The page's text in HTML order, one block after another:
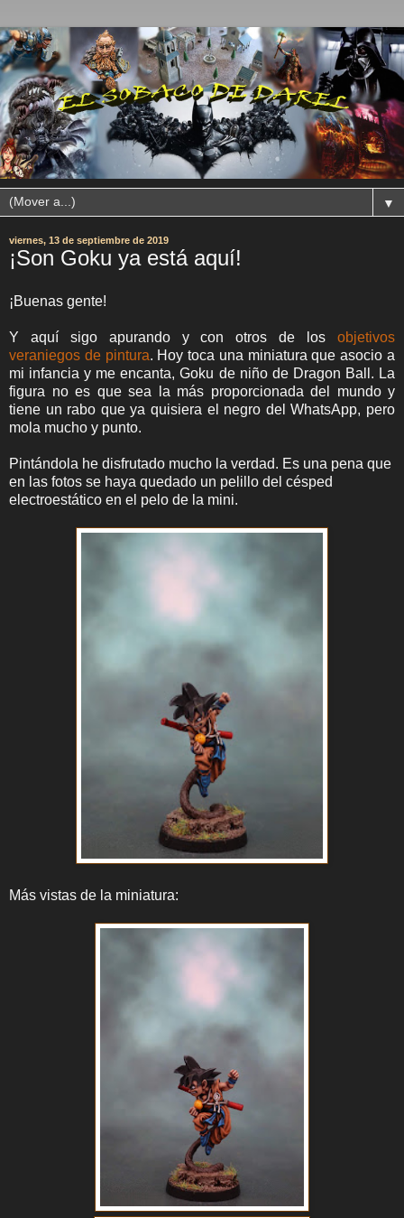
▼
viernes, 13 de septiembre de 2019
¡Son Goku ya está aquí!
¡Buenas gente!
Y aquí sigo apurando y con otros de losobjetivos
veraniegos de pintura. Hoy toca una miniatura que asocio a
mi infancia y me encanta, Goku de niño de Dragon Ball. La
figura no es que sea la más proporcionada del mundo y
tiene un rabo que ya quisiera el negro del WhatsApp, pero
mola mucho y punto.
Pintándola he disfrutado mucho la verdad. Es una pena que
en las fotos se haya quedado un pelillo del césped
electroestático en el pelo de la mini.
Más vistas de la miniatura: